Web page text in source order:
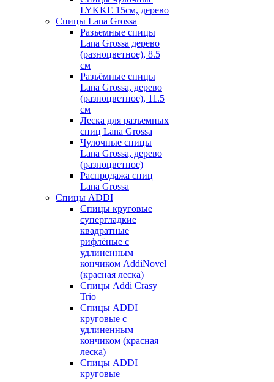
LYKKE 15см, дерево
Спицы Lana Grossa
Разъемные спицы
Lana Grossa дерево
(разноцветное), 8.5
см
Разъёмные спицы
Lana Grossa, дерево
(разноцветное), 11.5
см
Леска для разъемных
спиц Lana Grossa
Чулочные спицы
Lana Grossa, дерево
(разноцветное)
Распродажа спиц
Lana Grossa
Спицы ADDI
Спицы круговые
супергладкие
квадратные
рифлёные с
удлиненным
кончиком AddiNovel
(красная леска)
Спицы Addi Crasy
Trio
Спицы ADDI
круговые с
удлиненным
кончиком (красная
леска)
Спицы ADDI
круговые